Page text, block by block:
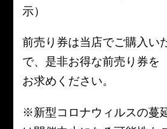
示）
前売り券は当店でご購入い
で、是非お得な前売り券を
お求めください。
※新型コロナウィルスの蔓